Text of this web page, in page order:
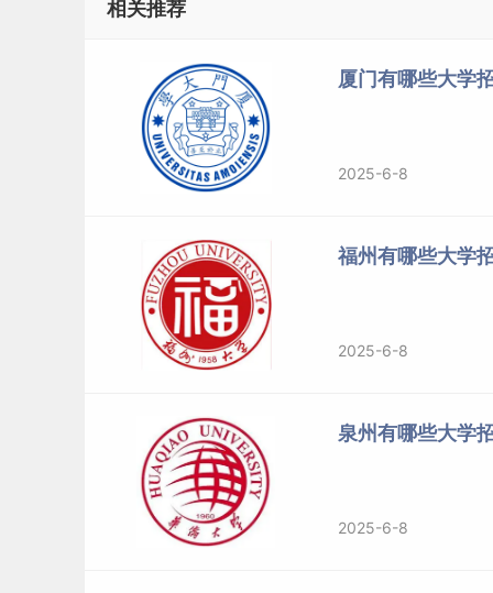
相关推荐
厦门有哪些大学
2025-6-8
福州有哪些大学
2025-6-8
泉州有哪些大学
2025-6-8